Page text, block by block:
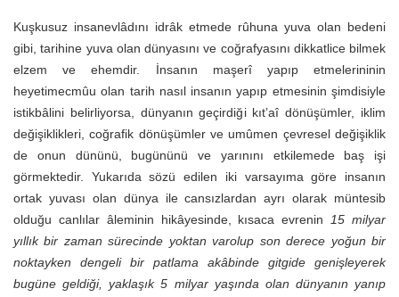
Kuşkusuz insanevlâdını idrâk etmede rûhuna yuva olan bedeni
gibi, tarihine yuva olan dünyasını ve coğrafyasını dikkatlice bilmek
elzem ve ehemdir. İnsanın maşerî yapıp etmelerininin
heyetimecmûu olan tarih nasıl insanın yapıp etmesinin şimdisiyle
istikbâlini belirliyorsa, dünyanın geçirdiği kıt’aî dönüşümler, iklim
değişiklikleri, coğrafik dönüşümler ve umûmen çevresel değişiklik
de onun dününü, bugününü ve yarınını etkilemede baş işi
görmektedir. Yukarıda sözü edilen iki varsayıma göre insanın
ortak yuvası olan dünya ile cansızlardan ayrı olarak müntesib
olduğu canlılar âleminin hikâyesinde, kısaca evrenin
15 milyar
yıllık bir zaman sürecinde yoktan varolup son derece yoğun bir
noktayken dengeli bir patlama akâbinde gitgide genişleyerek
bugüne geldiği, yaklaşık 5 milyar yaşında olan dünyanın yanıp